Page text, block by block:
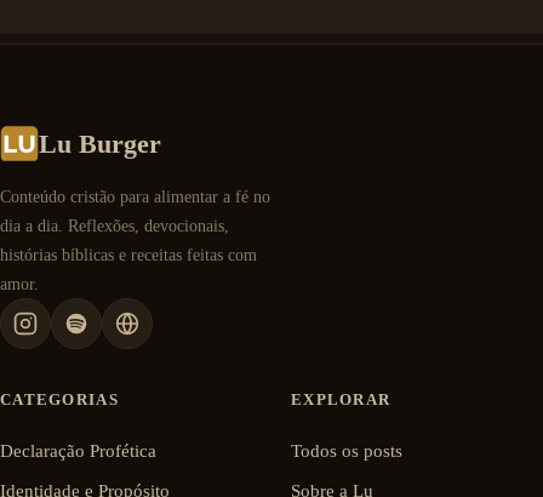
Lu Burger
Conteúdo cristão para alimentar a fé no
dia a dia. Reflexões, devocionais,
histórias bíblicas e receitas feitas com
amor.
CATEGORIAS
Declaração Profética
Identidade e Propósito
EXPLORAR
Todos os posts
Sobre a Lu